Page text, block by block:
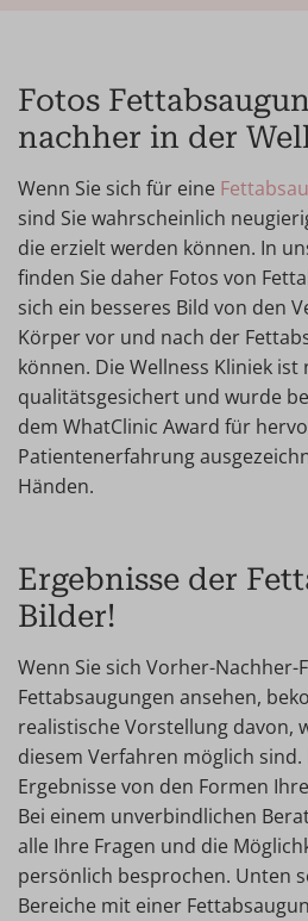
Fotos
nachher in der
Wenn Sie sich für eine
sind Sie wahrscheinlich
die erzielt werden können. In
finden Sie daher Fotos von
sich ein besseres Bild von den
Körper vor und nach der
können. Die Wellness Kliniek ist
qualitätsgesichert und wurde
dem WhatClinic Award für
Patientenerfahrung
Händen.
Ergebnisse der
Bilder!
Wenn Sie sich Vorher-Nachher-
Fettabsaugungen ansehen,
realistische Vorstellung davon,
diesem Verfahren möglich sind.
Ergebnisse von den Formen
Bei einem unverbindlichen
alle Ihre Fragen und die
persönlich besprochen. Unten
Bereiche mit einer